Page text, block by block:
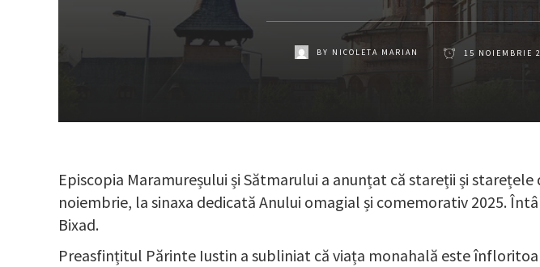
BY NICOLETA MARIAN 15 NOIEMBRIE
Episcopia Maramureșului și Sătmarului a anunțat că stareții și
noiembrie, la sinaxa dedicată Anului omagial și comemorativ 2025.
Bixad.
Preasfințitul Părinte Iustin a subliniat că viața monahală este